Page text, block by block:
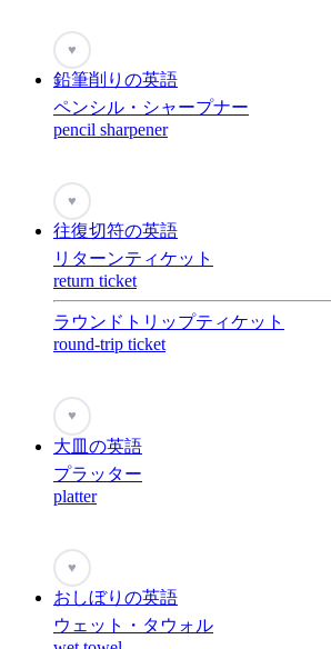
♥
鉛筆削りの英語
ペンシル・シャープナー
pencil sharpener
♥
往復切符の英語
リターンティケット
return ticket
ラウンドトリップティケット
round-trip ticket
♥
大皿の英語
プラッター
platter
♥
おしぼりの英語
ウェット・タウォル